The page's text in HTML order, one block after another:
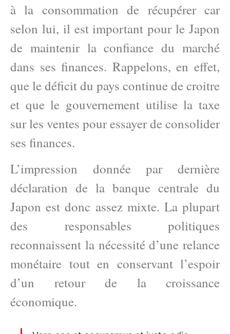
à la consommation de récupérer car
selon lui, il est important pour le Japon
de maintenir la confiance du marché
dans ses finances. Rappelons, en effet,
que le déficit du pays continue de croitre
et que le gouvernement utilise la taxe
sur les ventes pour essayer de consolider
ses finances.
L’impression donnée par dernière
déclaration de la banque centrale du
Japon est donc assez mixte. La plupart
des responsables politiques
reconnaissent la nécessité d’une relance
monétaire tout en conservant l’espoir
d’un retour de la croissance
économique.